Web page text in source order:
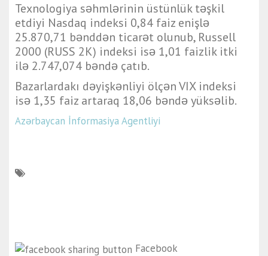
Texnologiya səhmlərinin üstünlük təşkil
etdiyi Nasdaq indeksi 0,84 faiz enişlə
25.870,71 bənddən ticarət olunub, Russell
2000 (RUSS 2K) indeksi isə 1,01 faizlik itki
ilə 2.747,074 bəndə çatıb.
Bazarlardakı dəyişkənliyi ölçən VIX indeksi
isə 1,35 faiz artaraq 18,06 bəndə yüksəlib.
Azərbaycan İnformasiya Agentliyi
Facebook